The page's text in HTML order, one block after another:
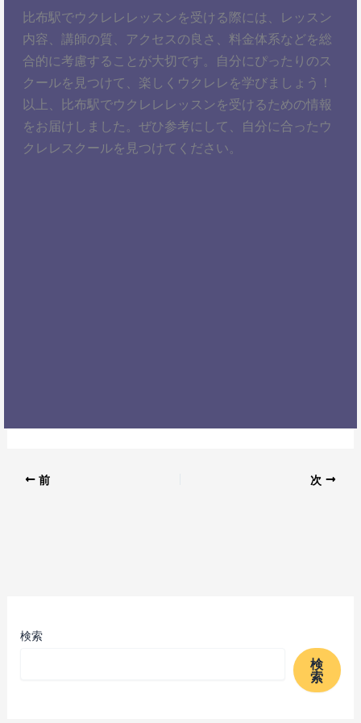
比布駅でウクレレレッスンを受ける際には、レッスン
内容、講師の質、アクセスの良さ、料金体系などを総
合的に考慮することが大切です。自分にぴったりのス
クールを見つけて、楽しくウクレレを学びましょう！
以上、比布駅でウクレレレッスンを受けるための情報
をお届けしました。ぜひ参考にして、自分に合ったウ
クレレスクールを見つけてください。
前 次
検索
検
索